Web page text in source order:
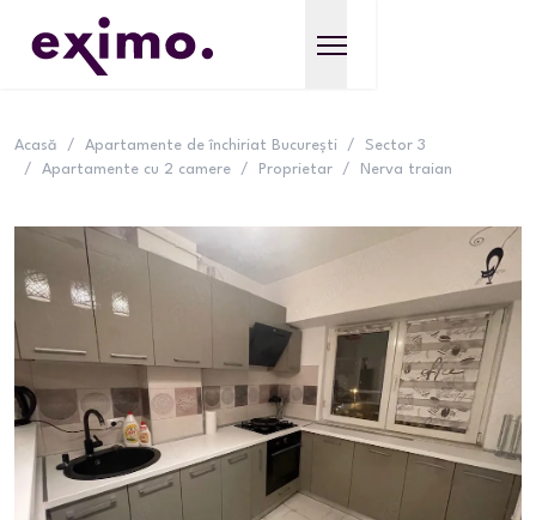
Acasă / Apartamente de închiriat București /
Sector 3
/
Apartamente cu 2 camere / Proprietar / Nerva traian